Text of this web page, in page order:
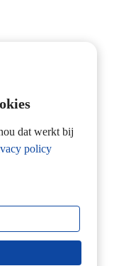
dat werkt bij
policy